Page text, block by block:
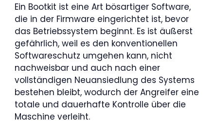
Ein Bootkit ist eine Art bösartiger Software,
die in der Firmware eingerichtet ist, bevor
das Betriebssystem beginnt. Es ist äußerst
gefährlich, weil es den konventionellen
Softwareschutz umgehen kann, nicht
nachweisbar und auch nach einer
vollständigen Neuansiedlung des Systems
bestehen bleibt, wodurch der Angreifer eine
totale und dauerhafte Kontrolle über die
Maschine verleiht.